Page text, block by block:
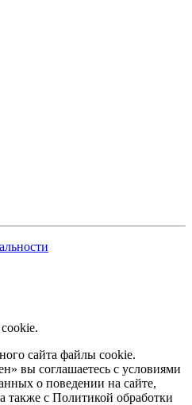
сайта файлы cookie.
вы соглашаетесь с условиями
о поведении на сайте,
с Политикой обработки